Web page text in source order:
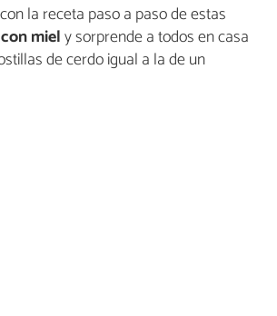
la receta paso a paso de estas
miely sorprende a todos en casa
de cerdo igual a la de un